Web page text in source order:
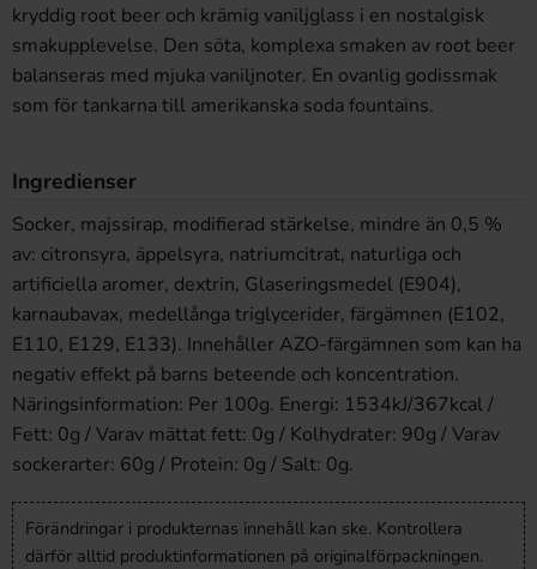
kryddig root beer och krämig vaniljglass i en nostalgisk
smakupplevelse. Den söta, komplexa smaken av root beer
balanseras med mjuka vaniljnoter. En ovanlig godissmak
som för tankarna till amerikanska soda fountains.
Ingredienser
Socker, majssirap, modifierad stärkelse, mindre än 0,5 %
av: citronsyra, äppelsyra, natriumcitrat, naturliga och
artificiella aromer, dextrin, Glaseringsmedel (E904),
karnaubavax, medellånga triglycerider, färgämnen (E102,
E110, E129, E133). Innehåller AZO-färgämnen som kan ha
negativ effekt på barns beteende och koncentration.
Näringsinformation: Per 100g. Energi: 1534kJ/367kcal /
Fett: 0g / Varav mättat fett: 0g / Kolhydrater: 90g / Varav
sockerarter: 60g / Protein: 0g / Salt: 0g.
Förändringar i produkternas innehåll kan ske. Kontrollera
därför alltid produktinformationen på originalförpackningen.